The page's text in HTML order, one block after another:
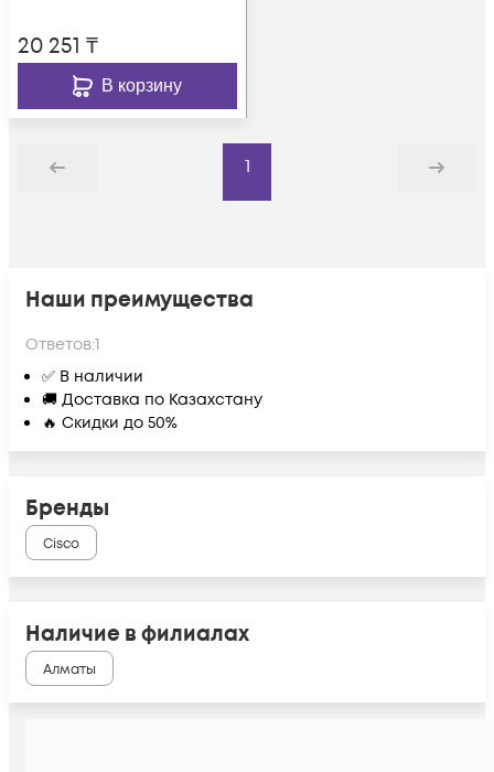
20 251 ₸
В корзину
Назад
1
Дальше
Наши преимущества
Ответов:1
✅ В наличии
🚚 Доставка по Казахстану
🔥 Скидки до 50%
Бренды
Cisco
Наличие в филиалах
Алматы